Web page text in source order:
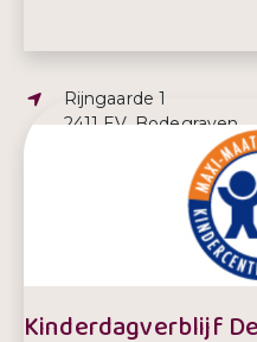
Adres:
Rijngaarde 1
2411 EV, Bodegraven
info@samwelzijn.nl
Telefoonnummer:
Kinderdagverblijf